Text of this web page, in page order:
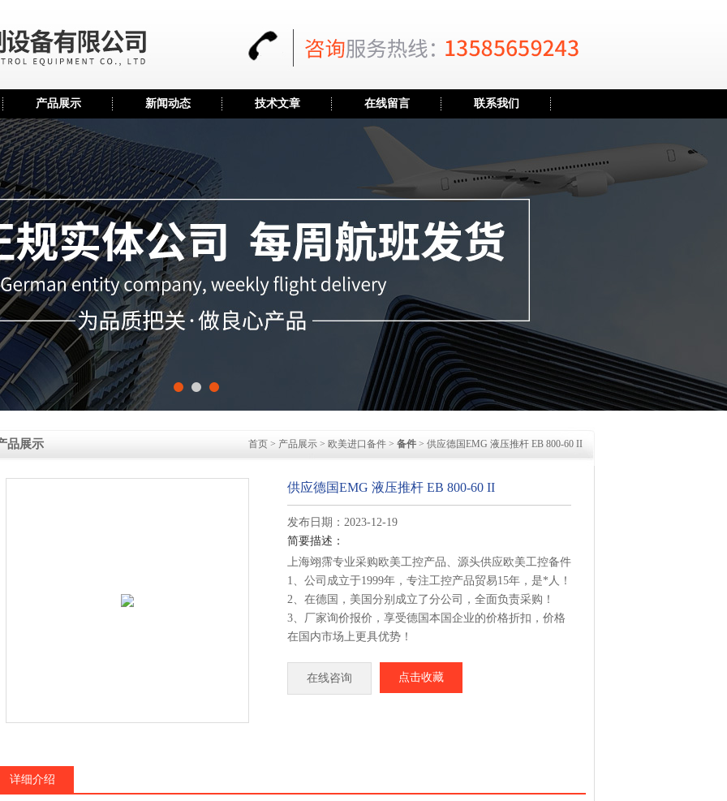
产品展示 新闻动态 技术文章 在线留言 联系我们
品展示 首页 > 产品展示 > 欧美进口备件 > 备件 > 供应德国EMG 液压推杆 EB 800-60 II
供应德国EMG 液压推杆 EB 800-60 II
发布日期：2023-12-19
简要描述：
上海翊霈专业采购欧美工控产品、源头供应欧美工控备件
1、公司成立于1999年，专注工控产品贸易15年，是*人！
2、在德国，美国分别成立了分公司，全面负责采购！
3、厂家询价报价，享受德国本国企业的价格折扣，价格
在国内市场上更具优势！
部发货！
供应德国EMG 液压推杆 EB 800-60 II
在线咨询 点击收藏
详细介绍